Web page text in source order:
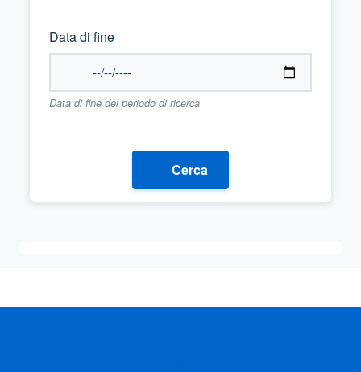
Data di fine
Data di fine del periodo di ricerca
Cerca